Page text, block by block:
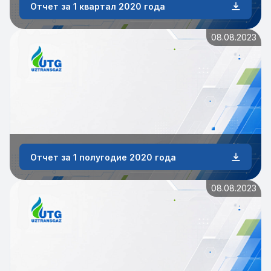
Отчет за 1 квартал 2020 года
08.08.2023
Отчет за 1 полугодие 2020 года
08.08.2023